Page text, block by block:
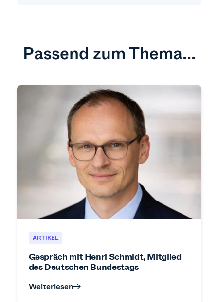
Passend zum Thema...
ARTIKEL
Gespräch mit Henri Schmidt, Mitglied
des Deutschen Bundestags
Weiterlesen